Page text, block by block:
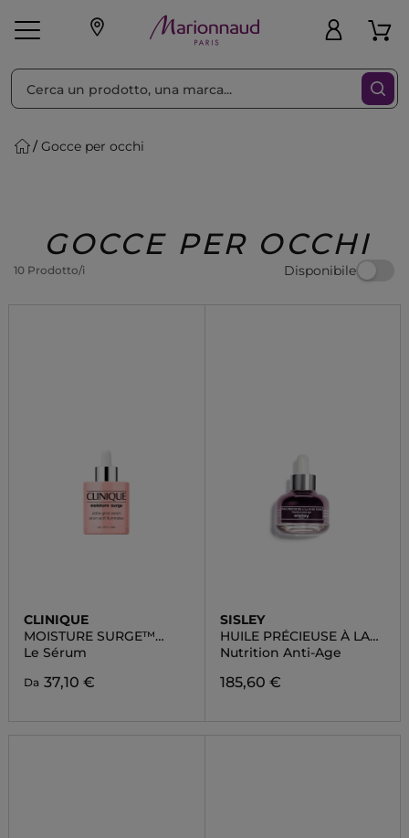
Make-up Profumi
Regalo
Gocce per occhi
GOCCE PER OCCHI
10 Prodotto/i Disponibile
Ordina per Filtra
CLINIQUE
MOISTURE SURGE™
ACTIVE GLOW
Le Sérum
Da 37,10 €
SISLEY
HUILE PRÉCIEUSE À LA
ROSE NOIRE
Nutrition Anti-Age
185,60 €